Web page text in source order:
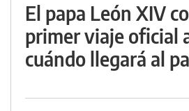
El papa León XIV
primer viaje oficial
cuándo llegará al